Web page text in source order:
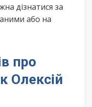
дізнатися за
або на
про
Олексій